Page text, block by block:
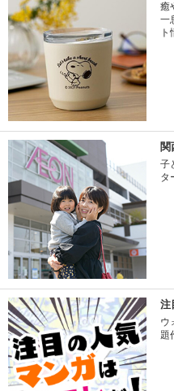
癒
一
関
子
タ
注
ウ
題